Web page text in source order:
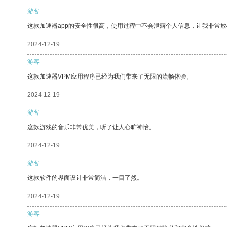
游客
这款加速器app的安全性很高，使用过程中不会泄露个人信息，让我非常
2024-12-19
游客
这款加速器VPM应用程序已经为我们带来了无限的流畅体验。
2024-12-19
游客
这款游戏的音乐非常优美，听了让人心旷神怡。
2024-12-19
游客
这款软件的界面设计非常简洁，一目了然。
2024-12-19
游客